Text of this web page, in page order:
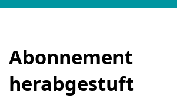
Abonnement
herabgestuft